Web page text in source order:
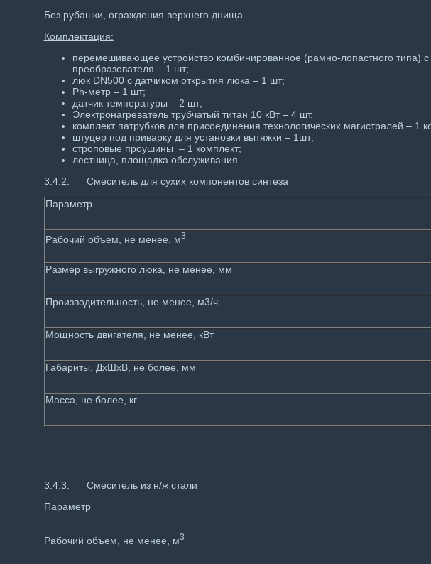
Без рубашки, ограждения верхнего днища.
Комплектация:
перемешивающее устройство комбинированное (рамно-лопастного типа)
преобразователя – 1 шт;
люк DN500 с датчиком открытия люка – 1 шт;
Ph-метр – 1 шт;
датчик температуры – 2 шт;
Электронагреватель трубчатый титан 10 кВт – 4 шт.
комплект патрубков для присоединения технологических магистралей – 1
штуцер под приварку для установки вытяжки – 1шт;
строповые проушины – 1 комплект;
лестница, площадка обслуживания.
3.4.2. Смеситель для сухих компонентов синтеза
Параметр
Рабочий объем, не менее, м3
Размер выгружного люка, не менее, мм
Производительность, не менее, м3/ч
Мощность двигателя, не менее, кВт
Габариты, ДхШхВ, не более, мм
Масса, не более, кг
3.4.3. Смеситель из н/ж стали
Параметр
Рабочий объем, не менее, м3